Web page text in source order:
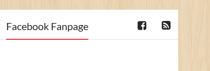
Facebook Fanpage